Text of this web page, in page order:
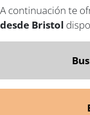
A continuación te
desde Bristol